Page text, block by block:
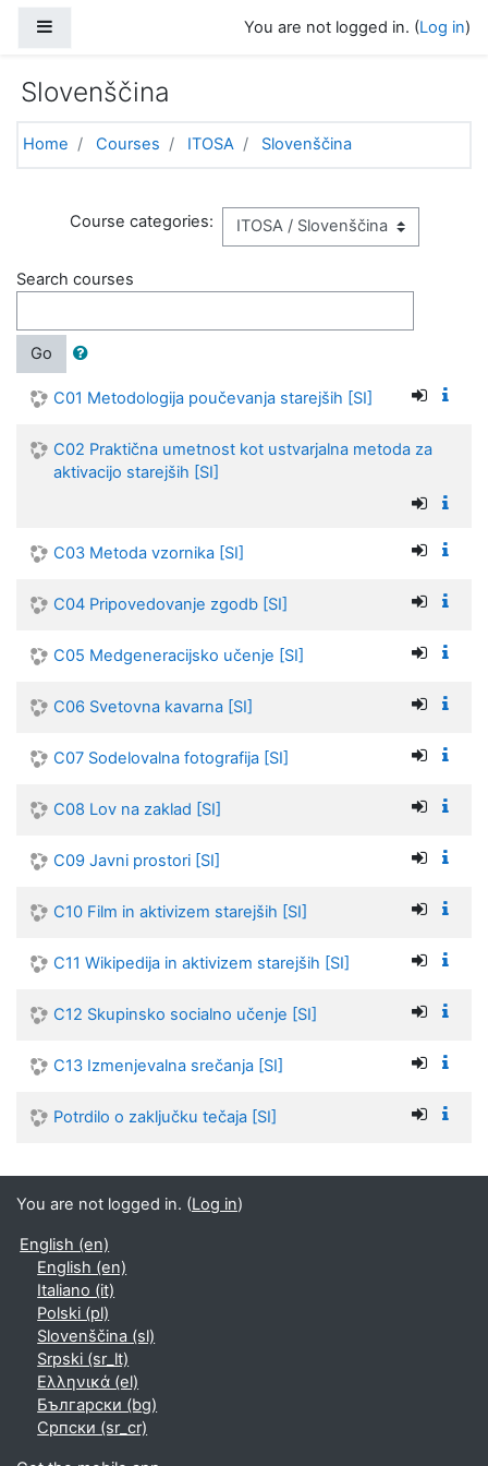
You are not logged in. (Log in)
Slovenščina
Home Courses ITOSA Slovenščina
Course categories:
Search courses
Go
C01 Metodologija poučevanja starejših [SI]
C02 Praktična umetnost kot ustvarjalna metoda za
aktivacijo starejših [SI]
C03 Metoda vzornika [SI]
C04 Pripovedovanje zgodb [SI]
C05 Medgeneracijsko učenje [SI]
C06 Svetovna kavarna [SI]
C07 Sodelovalna fotografija [SI]
C08 Lov na zaklad [SI]
C09 Javni prostori [SI]
C10 Film in aktivizem starejših [SI]
C11 Wikipedija in aktivizem starejših [SI]
C12 Skupinsko socialno učenje [SI]
C13 Izmenjevalna srečanja [SI]
Potrdilo o zaključku tečaja [SI]
You are not logged in. (Log in)
English ‎(en)‎
English ‎(en)‎
Italiano ‎(it)‎
Polski ‎(pl)‎
Slovenščina ‎(sl)‎
Srpski ‎(sr_lt)‎
Ελληνικά ‎(el)‎
Български ‎(bg)‎
Српски ‎(sr_cr)‎